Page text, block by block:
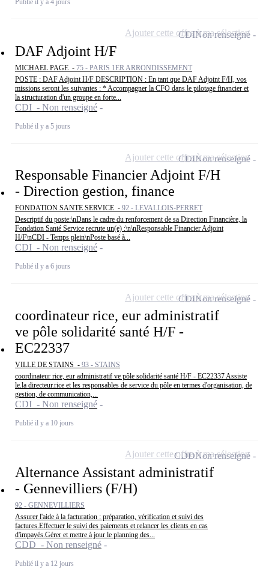
DAF Adjoint H/F
MICHAEL PAGE - 75 - PARIS 1ER ARRONDISSEMENT
POSTE : DAF Adjoint H/F DESCRIPTION : En tant que DAF Adjoint F/H, vos
missions seront les suivantes : * Accompagner la CFO dans le pilotage financier et
la structuration d'un groupe en forte...
CDI - Non renseigné
Publié il y a 5 jours
CDINon renseigné
Ajouter cette offre à ma sélection
Responsable Financier Adjoint F/H
- Direction gestion, finance
FONDATION SANTE SERVICE - 92 - LEVALLOIS-PERRET
Descriptif du poste:\nDans le cadre du renforcement de sa Direction Financière, la
Fondation Santé Service recrute un(e) :\n\nResponsable Financier Adjoint
H/F\nCDI - Temps plein\nPoste basé à...
CDI - Non renseigné
Publié il y a 6 jours
CDINon renseigné
Ajouter cette offre à ma sélection
coordinateur rice, eur administratif
ve pôle solidarité santé H/F -
EC22337
VILLE DE STAINS - 93 - STAINS
coordinateur rice, eur administratif ve pôle solidarité santé H/F - EC22337 Assiste
le.la directeur.rice et les responsables de service du pôle en termes d'organisation, de
gestion, de communication,...
CDI - Non renseigné
Publié il y a 10 jours
CDINon renseigné
Ajouter cette offre à ma sélection
Alternance Assistant administratif
- Gennevilliers (F/H)
92 - GENNEVILLIERS
Assurer l'aide à la facturation : préparation, vérification et suivi des
factures.Effectuer le suivi des paiements et relancer les clients en cas
d'impayés.Gérer et mettre à jour le planning des...
CDD - Non renseigné
Publié il y a 12 jours
CDDNon renseigné
Ajouter cette offre à ma sélection